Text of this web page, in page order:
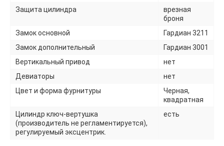
Защита цилиндра
врезная
броня
Замок основной
Гардиан 3211
Замок дополнительный
Гардиан 3001
Вертикальный привод
нет
Девиаторы
нет
Цвет и форма фурнитуры
Черная,
квадратная
Цилиндр ключ-вертушка
(производитель не регламентируется),
регулируемый эксцентрик.
есть